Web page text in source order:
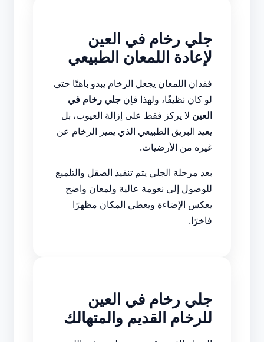
جلي رخام في العين
لإعادة اللمعان الطبيعي
فقدان اللمعان يجعل الرخام يبدو باهتًا حتى
لو كان نظيفًا، ولهذا فإن جلي رخام في
العين لا يركز فقط على إزالة العيوب، بل
يعيد البريق الطبيعي الذي يميز الرخام عن
غيره من الأرضيات.
بعد مرحلة الجلي يتم تنفيذ الصقل والتلميع
للوصول إلى نعومة عالية ولمعان واضح
يعكس الإضاءة ويعطي المكان مظهرًا
فاخرًا.
جلي رخام في العين
للرخام القديم والمتهالك